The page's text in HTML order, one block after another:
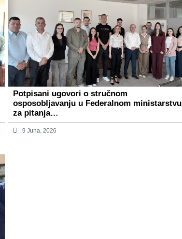
Potpisani ugovori o stručnom
osposobljavanju u Federalnom ministarstvu
za pitanja…
9 Juna, 2026